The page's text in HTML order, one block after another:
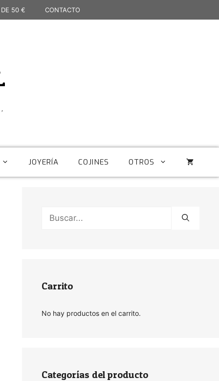
DE 50 € CONTACTO
JOYERÍA COJINES OTROS
Buscar:
Carrito
No hay productos en el carrito.
Categorías del producto